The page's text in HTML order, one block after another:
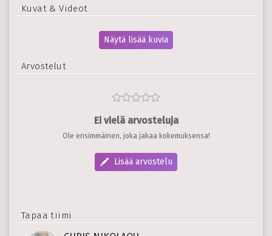
Kuvat & Videot
Näytä lisää kuvia
Arvostelut
Ei vielä arvosteluja
Ole ensimmäinen, joka jakaa kokemuksensa!
Lisää arvostelu
Tapaa tiimi